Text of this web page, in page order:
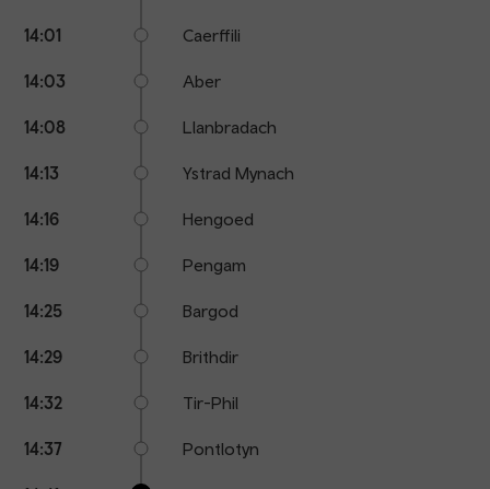
14:01 Caerffili
14:03 Aber
14:08 Llanbradach
14:13 Ystrad Mynach
14:16 Hengoed
14:19 Pengam
14:25 Bargod
14:29 Brithdir
14:32 Tir-Phil
14:37 Pontlotyn